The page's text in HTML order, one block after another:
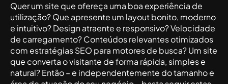
Quer um site que ofereça uma boa experiência de
utilização? Que apresente um layout bonito, moderno
e intuitivo? Design atraente e responsivo? Velocidade
de carregamento? Conteúdos relevantes otimizados
com estratégias SEO para motores de busca? Um site
que converta o visitante de forma rápida, simples e
natural? Então – e independentemente do tamanho e